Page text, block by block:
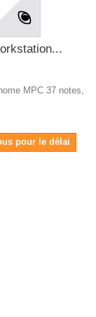
MPC 37 notes,
pour le délai